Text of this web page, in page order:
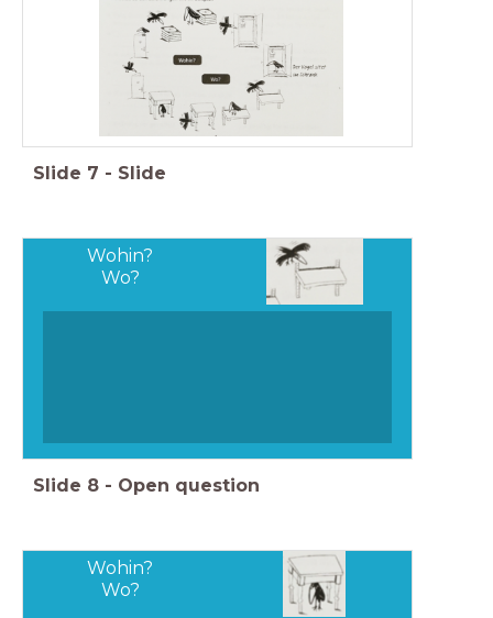
Slide 7 - Slide
Wohin?
Wo?
Slide 8 - Open question
Wohin?
Wo?